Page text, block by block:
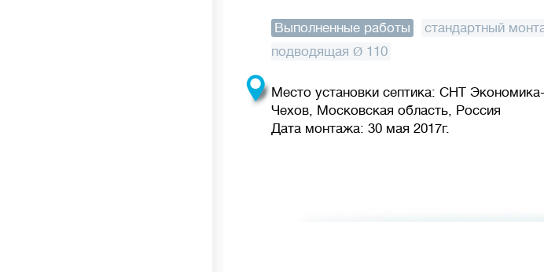
Выполненные работы стандартный
подводящая Ø 110
Место установки септика: СНТ
Чехов, Московская область, Россия
Дата монтажа: 30 мая 2017г.